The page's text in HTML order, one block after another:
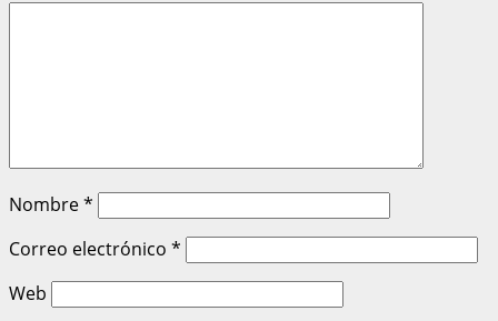
Nombre*
Correo electrónico *
Web